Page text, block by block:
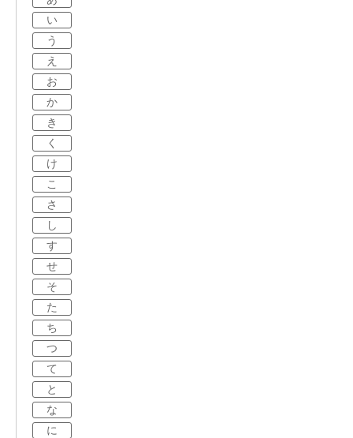
い
う
え
お
か
き
く
け
こ
さ
し
す
せ
そ
た
ち
つ
て
と
な
に